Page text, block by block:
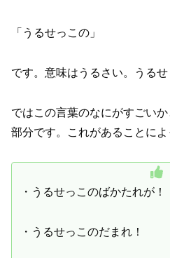
「うるせっこの」
です。意味はうるさい。うるせ
ではこの言葉のなにがすごい
部分です。これがあることによ
・うるせっこのばかたれが！
・うるせっこのだまれ！